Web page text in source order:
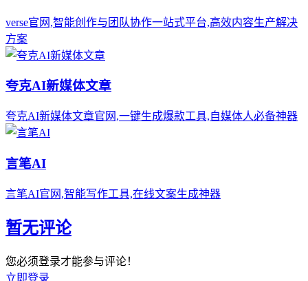
verse官网,智能创作与团队协作一站式平台,高效内容生产解决
方案
夸克AI新媒体文章
夸克AI新媒体文章官网,一键生成爆款工具,自媒体人必备神器
言笔AI
言笔AI官网,智能写作工具,在线文案生成神器
暂无评论
您必须登录才能参与评论！
立即登录